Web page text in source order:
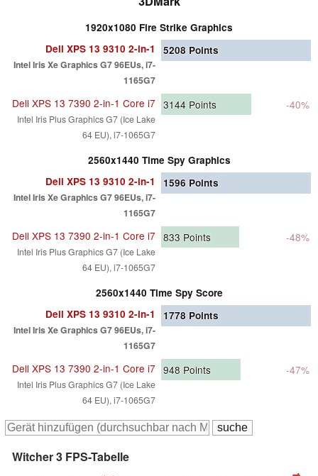
1920x1080 Fire Strike Graphics
Dell XPS 13 9310 2-in-1
Intel Iris Xe Graphics G7 96EUs, i7-
1165G7
5208 Points
Dell XPS 13 7390 2-in-1 Core i7
Intel Iris Plus Graphics G7 (Ice Lake
64 EU), i7-1065G7
3144 Points -40%
2560x1440 Time Spy Graphics
Dell XPS 13 9310 2-in-1
Intel Iris Xe Graphics G7 96EUs, i7-
1165G7
1596 Points
Dell XPS 13 7390 2-in-1 Core i7
Intel Iris Plus Graphics G7 (Ice Lake
64 EU), i7-1065G7
833 Points -48%
2560x1440 Time Spy Score
Dell XPS 13 9310 2-in-1
Intel Iris Xe Graphics G7 96EUs, i7-
1165G7
1778 Points
Dell XPS 13 7390 2-in-1 Core i7
Intel Iris Plus Graphics G7 (Ice Lake
64 EU), i7-1065G7
948 Points -47%
Witcher 3 FPS-Tabelle